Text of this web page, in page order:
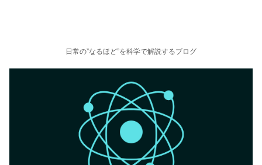
日常の”なるほど”を科学で解説するブログ